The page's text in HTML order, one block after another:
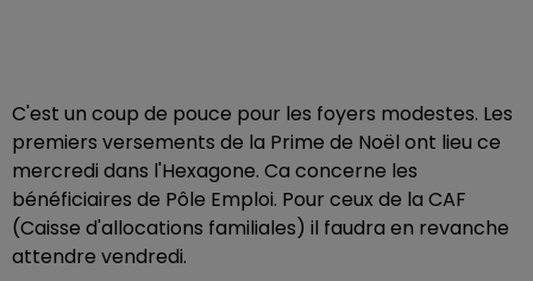
C'est un coup de pouce pour les foyers modestes. Les
premiers versements de la Prime de Noël ont lieu ce
mercredi dans l'Hexagone. Ca concerne les
bénéficiaires de Pôle Emploi. Pour ceux de la CAF
(Caisse d'allocations familiales) il faudra en revanche
attendre vendredi.